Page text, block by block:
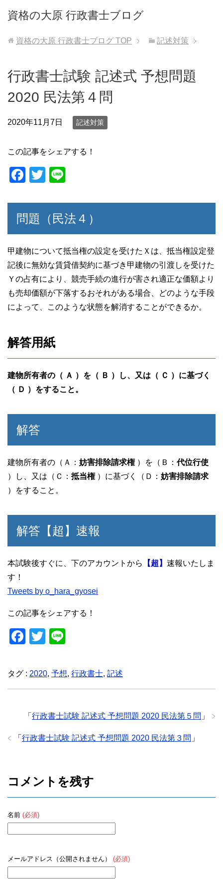
資格の大原 行政書士ブログ
資格の大原 行政書士ブログ TOP 記述対策
行政書士試験 記述式 予想問題
2020 民法第４問
2020年11月7日 記述対策
この記事をシェアする！
F
c
e
b
o
o
k
T
tt
er
e
問題（民法４）
甲建物について抵当権の設定を受けたＸは、抵当権設定登
記後に無効な賃貸借契約に基づき甲建物の引渡しを受けた
Ｙの占有により、競売手続の進行が害され適正な価額より
も売却価額が下落するおそれがある場合、どのような手段
によって、このような状態を解消することができるか。
解答用紙
建物所有者の（ Ａ ）を（ Ｂ ）し、又は（ Ｃ ）に基づく
（ Ｄ ）をすること。
解答
建物所有者の（Ａ： 妨害排除請求権）を（Ｂ：代位行使
）し、又は（Ｃ： 抵当権）に基づく（Ｄ： 妨害排除請求
）をすること。
解答【超】速報
本試験後すぐに、下のアカウントから 【超】 速報いたしま
す！
Tweets by o_hara_gyosei
この記事をシェアする！
F
c
e
o
o
T
tt
er
e
タグ : 2020, 予想, 行政書士, 記述
「 行政書士試験 記述式 予想問題 2020 民法第５問 」
「 行政書士試験 記述式 予想問題 2020 民法第３問 」
コメントを残す
名前 (必須)
メールアドレス（公開されません） (必須)